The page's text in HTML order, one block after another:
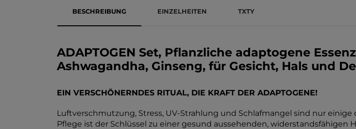
BESCHREIBUNG EINZELHEITEN TXTY
ADAPTOGEN Set, Pflanzliche adaptogene
Ashwagandha, Ginseng, für Gesicht, Hals und
EIN VERSCHÖNERNDES RITUAL, DIE KRAFT DER ADAPTOGENE!
Luftverschmutzung, Stress, UV-Strahlung und Schlafmangel sind nur
Pflege ist der Schlüssel zu einer gesund aussehenden, widerstandsfähigen